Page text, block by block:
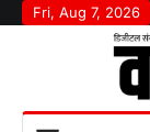
SkipFri, Aug 7, 2026